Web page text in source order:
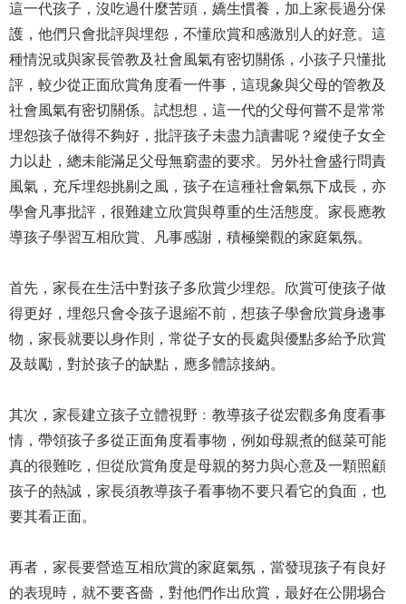
這一代孩子，沒吃過什麼苦頭，嬌生慣養，加上家長過分保
護，他們只會批評與埋怨，不懂欣賞和感激別人的好意。這
種情況或與家長管教及社會風氣有密切關係，小孩子只懂批
評，較少從正面欣賞角度看一件事，這現象與父母的管教及
社會風氣有密切關係。試想想，這一代的父母何嘗不是常常
埋怨孩子做得不夠好，批評孩子未盡力讀書呢？縱使子女全
力以赴，總未能滿足父母無窮盡的要求。另外社會盛行問責
風氣，充斥埋怨挑剔之風，孩子在這種社會氣氛下成長，亦
學會凡事批評，很難建立欣賞與尊重的生活態度。家長應教
導孩子學習互相欣賞、凡事感謝，積極樂觀的家庭氣氛。
首先，家長在生活中對孩子多欣賞少埋怨。欣賞可使孩子做
得更好，埋怨只會令孩子退縮不前，想孩子學會欣賞身邊事
物，家長就要以身作則，常從子女的長處與優點多給予欣賞
及鼓勵，對於孩子的缺點，應多體諒接納。
其次，家長建立孩子立體視野﹕教導孩子從宏觀多角度看事
情，帶領孩子多從正面角度看事物，例如母親煮的餸菜可能
真的很難吃，但從欣賞角度是母親的努力與心意及一顆照顧
孩子的熱誠，家長須教導孩子看事物不要只看它的負面，也
要其看正面。
再者，家長要營造互相欣賞的家庭氣氛，當發現孩子有良好
的表現時，就不要吝嗇，對他們作出欣賞，最好在公開埸合